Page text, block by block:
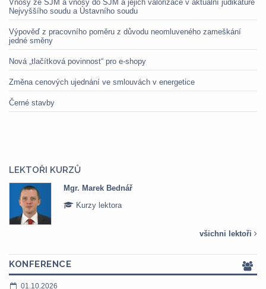
Vnosy ze SJM a vnosy do SJM a jejich valorizace v aktuální judikatuře
Nejvyššího soudu a Ústavního soudu
Výpověď z pracovního poměru z důvodu neomluveného zameškání
jedné směny
Nová „tlačítková povinnost“ pro e-shopy
Změna cenových ujednání ve smlouvách v energetice
Černé stavby
LEKTOŘI KURZŮ
Mgr. Marek Bednář
Kurzy lektora
všichni lektoři
KONFERENCE
01.10.2026